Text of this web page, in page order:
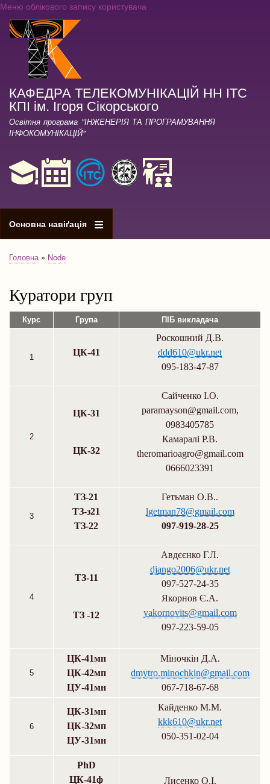
Перейти
Меню облікового запису користувача
КАФЕДРА ТЕЛЕКОМУНІКАЦІЙ НН ІТС
КПІ ім. Ігоря Сікорського
Освітня програма "ІНЖЕНЕРІЯ ТА ПРОГРАМУВАННЯ
ІНФОКОМУНІКАЦІЙ"
Основна навіґація
Рядок
Головна Node
Куратори груп
Курс Група ПІБ викладача
1 ЦК-41
Роскошний Д.В.
ddd610@ukr.net
095-183-47-87
2
ЦК-31
ЦК-32
Сайченко І.О.
paramayson@gmail.com,
0983405785
Камаралі Р.В.
theromarioagro@gmail.com
0666023391
3
ТЗ-21
ТЗ-з21
ТЗ-22
Гетьман О.В..
lgetman78@gmail.com
097-919-28-25
4
ТЗ-11
ТЗ -12
Авдєєнко Г.Л.
django2006@ukr.net
097-527-24-35
Якорнов Є.А.
yakornovits@gmail.com
097-223-59-05
5
ЦК-41мп
ЦК-42мп
ЦУ-41мн
Міночкін Д.А.
dmytro.minochkin@gmail.com
067-718-67-68
6
ЦК-31мп
ЦК-32мп
ЦУ-31мн
Кайденко М.М.
kkk610@ukr.net
050-351-02-04
PhD
ЦК-41ф
Лисенко О.І.